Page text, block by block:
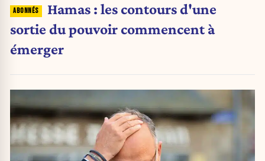
Hamas : les contours d'une
sortie du pouvoir commencent à
émerger